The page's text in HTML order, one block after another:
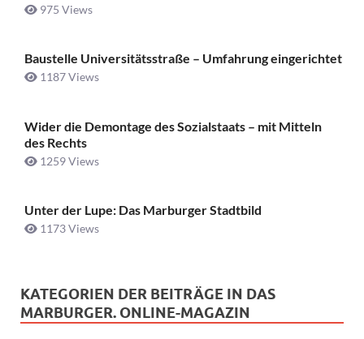
975 Views
Baustelle Universitätsstraße ­– Umfahrung eingerichtet
1187 Views
Wider die Demontage des Sozialstaats – mit Mitteln
des Rechts
1259 Views
Unter der Lupe: Das Marburger Stadtbild
1173 Views
KATEGORIEN DER BEITRÄGE IN DAS
MARBURGER. ONLINE-MAGAZIN